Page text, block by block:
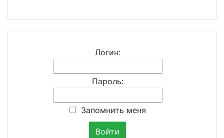
Логин:
Пароль:
Запомнить меня